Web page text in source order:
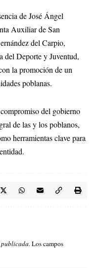
de José Ángel
Auxiliar de San
del Carpio,
del Deporte y Juventud,
la promoción de un
poblanas.
del gobierno
de las y los poblanos,
herramientas clave para
Los campos